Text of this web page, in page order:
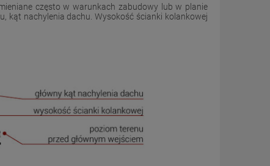
często w warunkach zabudowy lub w planie
kąt nachylenia dachu. Wysokość ścianki kolankowej